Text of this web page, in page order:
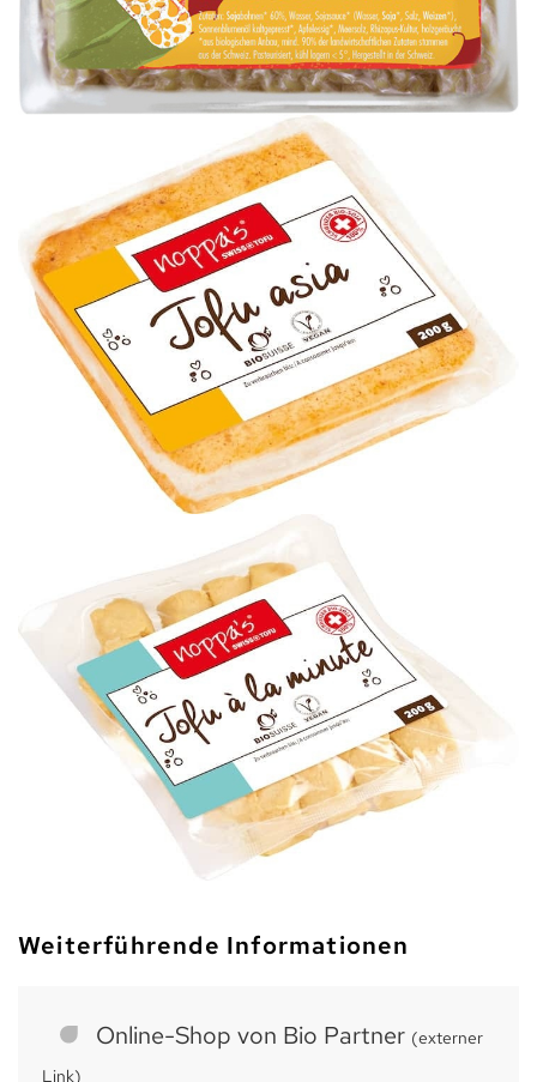
Weiterführende Informationen
Online-Shop von Bio Partner (externer
Link)